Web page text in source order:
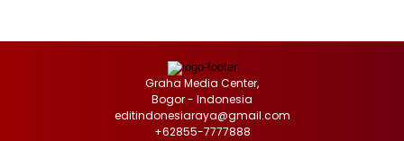
Graha Media Center,
Bogor - Indonesia
editindonesiaraya@gmail.com
+62855-7777888